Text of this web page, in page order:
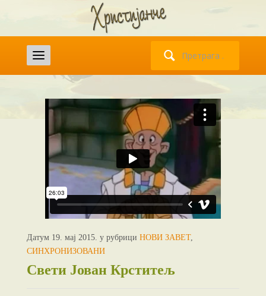
Датум 19. мај 2015. у рубрици НОВИ ЗАВЕТ,
СИНХРОНИЗОВАНИ
Свети Јован Крститељ